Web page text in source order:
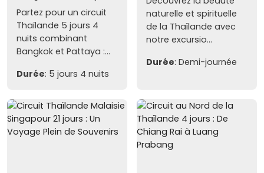
Partez pour un circuit
Thaïlande 5 jours 4
nuits combinant
Bangkok et Pattaya :...
Durée: 5 jours 4 nuits
naturelle et spirituelle
de la Thaïlande avec
notre excursio...
Durée: Demi-journée